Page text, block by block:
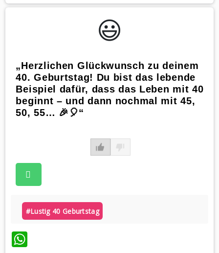
😃️
„Herzlichen Glückwunsch zu deinem
40. Geburtstag! Du bist das lebende
Beispiel dafür, dass das Leben mit 40
beginnt – und dann nochmal mit 45,
50, 55… 🎉🎈“
#lustig 40 Geburtstag
WhatsApp